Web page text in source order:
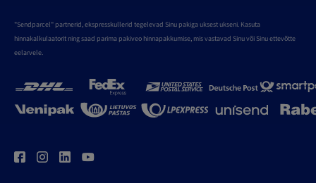
"Sendparcel" partnerid, ekspresskullerid tegelevad Sinu pakiga uksest ukseni. Kasuta
hinnakalkulaatorit ning saad parima pakiveo hinnapakkumise, mis vastavad Sinu või Sinu ettevõtte
eelarvele.